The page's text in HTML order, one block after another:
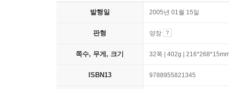
발행일 2005년 01월 15일
판형 양장
쪽수, 무게, 크기 32쪽 | 402g |
ISBN13 9788955821345